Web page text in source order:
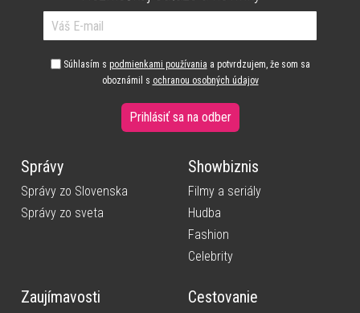
Súhlasím s podmienkami používania a potvrdzujem, že som sa
oboznámil s ochranou osobných údajov
Prihlásiť sa na odber
Správy
Správy zo Slovenska
Správy zo sveta
Showbiznis
Filmy a seriály
Hudba
Fashion
Celebrity
Zaujímavosti Cestovanie